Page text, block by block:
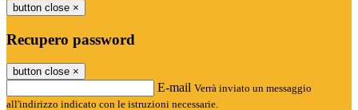
button close ×
Recupero password
button close ×
E-mail Verrà inviato un messaggio
all'indirizzo indicato con le istruzioni necessarie.